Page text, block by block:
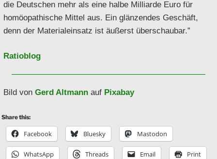
die Deutschen mehr als eine halbe Milliarde Euro für
homöopathische Mittel aus. Ein glänzendes Geschäft,
denn der Materialeinsatz ist äußerst überschaubar.”
Ratioblog
Bild von Gerd Altmann auf Pixabay
Share this:
Facebook Bluesky Mastodon
WhatsApp Threads Email Print